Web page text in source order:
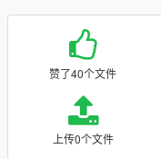
赞了40个文件
上传0个文件